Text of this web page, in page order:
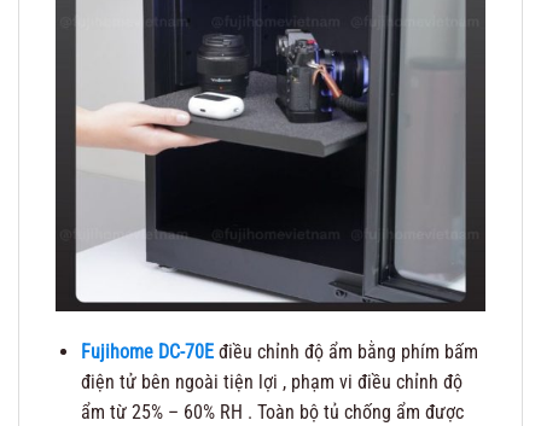
Fujihome DC-70Eđiều chỉnh độ ẩm bằng phím bấm
điện tử bên ngoài tiện lợi , phạm vi điều chỉnh độ
ẩm từ 25% – 60% RH . Toàn bộ tủ chống ẩm được